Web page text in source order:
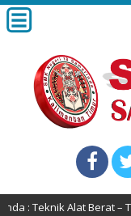
Alat Berat –